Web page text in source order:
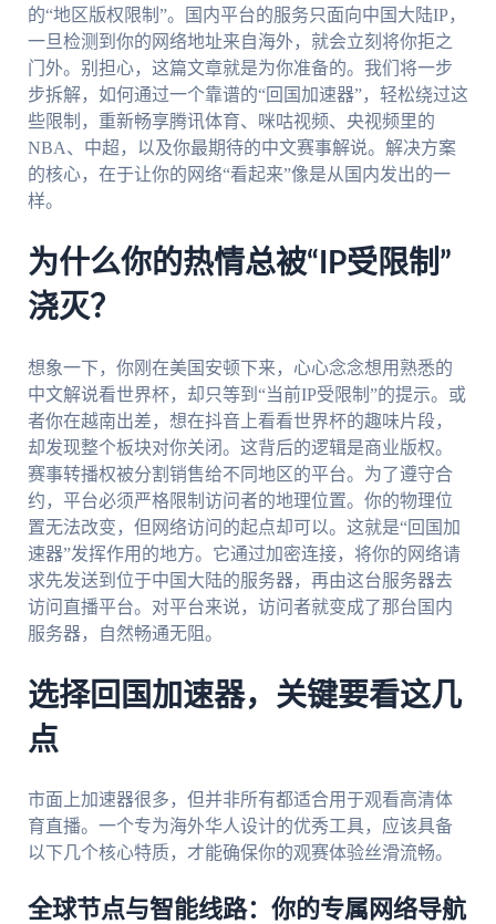
的“地区版权限制”。国内平台的服务只面向中国大陆IP，
一旦检测到你的网络地址来自海外，就会立刻将你拒之
门外。别担心，这篇文章就是为你准备的。我们将一步
步拆解，如何通过一个靠谱的“回国加速器”，轻松绕过这
些限制，重新畅享腾讯体育、咪咕视频、央视频里的
NBA、中超，以及你最期待的中文赛事解说。解决方案
的核心，在于让你的网络“看起来”像是从国内发出的一
样。
为什么你的热情总被“IP受限制”
浇灭？
想象一下，你刚在美国安顿下来，心心念念想用熟悉的
中文解说看世界杯，却只等到“当前IP受限制”的提示。或
者你在越南出差，想在抖音上看看世界杯的趣味片段，
却发现整个板块对你关闭。这背后的逻辑是商业版权。
赛事转播权被分割销售给不同地区的平台。为了遵守合
约，平台必须严格限制访问者的地理位置。你的物理位
置无法改变，但网络访问的起点却可以。这就是“回国加
速器”发挥作用的地方。它通过加密连接，将你的网络请
求先发送到位于中国大陆的服务器，再由这台服务器去
访问直播平台。对平台来说，访问者就变成了那台国内
服务器，自然畅通无阻。
选择回国加速器，关键要看这几
点
市面上加速器很多，但并非所有都适合用于观看高清体
育直播。一个专为海外华人设计的优秀工具，应该具备
以下几个核心特质，才能确保你的观赛体验丝滑流畅。
全球节点与智能线路：你的专属网络导航